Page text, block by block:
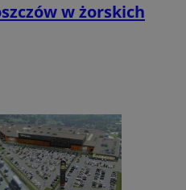
w żorskich